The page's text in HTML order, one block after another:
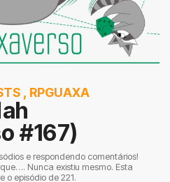
, RPGUAXA
#167)
e respondendo comentários!
Nunca existiu mesmo. Esta
o episódio de 221.